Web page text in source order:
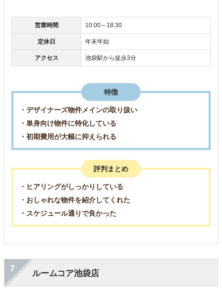
営業時間 10:00～18:30
定休日 年末年始
アクセス 池袋駅から徒歩3分
特徴
・デザイナーズ物件メインの取り扱い
・単身向け物件に特化している
・初期費用が大幅に抑えられる
評判まとめ
・ヒアリングがしっかりしている
・おしゃれな物件を紹介してくれた
・スケジュール通りで良かった
ルームコア池袋店
7